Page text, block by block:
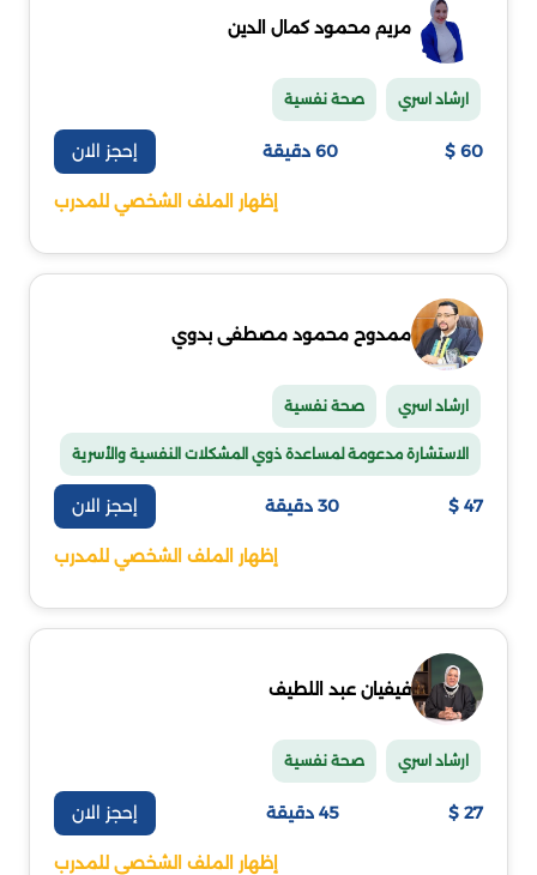
مريم محمود كمال الدين
ارشاد اسري صحة نفسية
60 $ 60 دقيقة إحجز الان
إظهار الملف الشخصي للمدرب
ممدوح محمود مصطفى بدوي
ارشاد اسري صحة نفسية
الاستشارة مدعومة لمساعدة ذوي المشكلات النفسية والأسرية
47 $ 30 دقيقة إحجز الان
إظهار الملف الشخصي للمدرب
فيفيان عبد اللطيف
ارشاد اسري صحة نفسية
27 $ 45 دقيقة إحجز الان
إظهار الملف الشخصي للمدرب